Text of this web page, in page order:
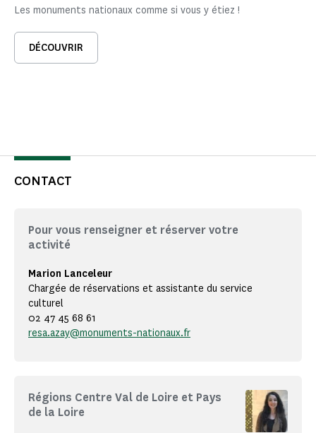
Les monuments nationaux comme si vous y étiez !
DÉCOUVRIR
CONTACT
Pour vous renseigner et réserver votre
activité
Marion Lanceleur
Chargée de réservations et assistante du service
culturel
02 47 45 68 61
resa.azay@monuments-nationaux.fr
Régions Centre Val de Loire et Pays
de la Loire